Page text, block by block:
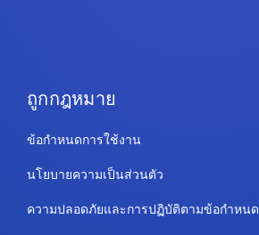
ถูกกฎหมาย
ข้อกำหนดการใช้งาน
นโยบายความเป็นส่วนตัว
ความปลอดภัยและการปฏิบัติตามข้อกำหนด